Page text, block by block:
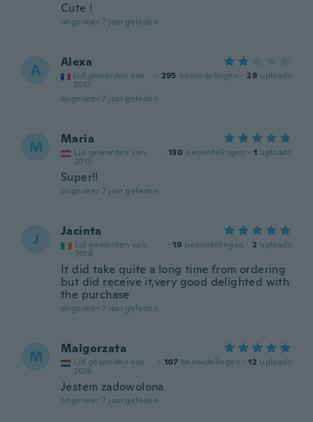
Cute !
ongeveer 7 jaar geleden
A Alexa
Lid geworden van
2017
· 295 beoordelingen · 29 uploads
ongeveer 7 jaar geleden
M Maria
Lid geworden van
2015
· 130 beoordelingen · 1 uploads
Super!!
ongeveer 7 jaar geleden
J Jacinta
Lid geworden van
2016
· 19 beoordelingen · 2 uploads
It did take quite a long time from ordering
but did receive it,very good delighted with
the purchase
ongeveer 7 jaar geleden
M Malgorzata
Lid geworden van
2018
· 107 beoordelingen · 12 uploads
Jestem zadowolona
ongeveer 7 jaar geleden